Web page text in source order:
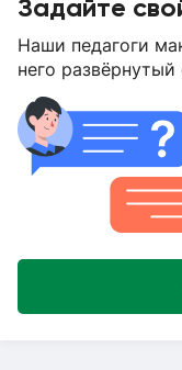
Задайте
Наши педагоги
него развёрнутый